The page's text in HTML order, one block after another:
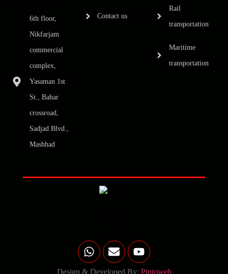
6th floor,
Nikfarjam
commercial
complex,
Yasaman 1st
St., Bahar
crossroad,
Sadjad Blvd.,
Mashhad
Contact us
Rail
transportation
Maritime
transportation
Design & Developed By: Pintoweb